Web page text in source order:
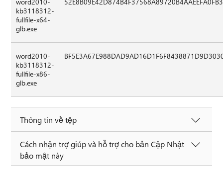
kb3118312-
fullfile-x64-
glb.exe
word2010-
kb3118312-
fullfile-x86-
glb.exe
Thông tin về tệp
Cách nhận trợ giúp và hỗ trợ cho bản Cập Nhật
bảo mật này